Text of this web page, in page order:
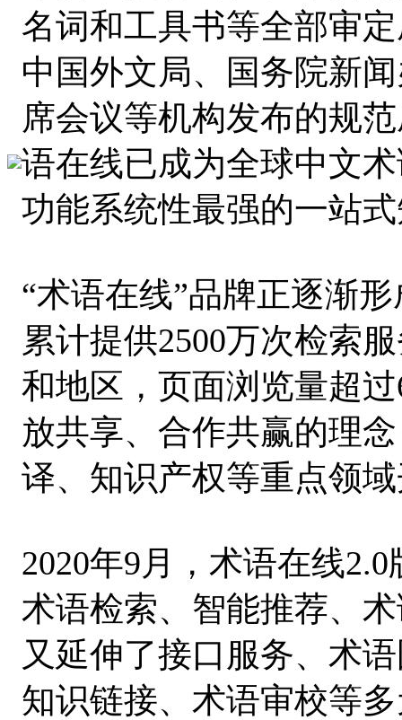
名词和工具书等全部审
中国外文局、国务院新
席会议等机构发布的规
语在线已成为全球中文
功能系统性最强的一站
“术语在线”品牌正逐渐
累计提供2500万次检索
和地区，页面浏览量超
放共享、合作共赢的理
译、知识产权等重点领
2020年9月，术语在线
术语检索、智能推荐、
又延伸了接口服务、术
知识链接、术语审校等